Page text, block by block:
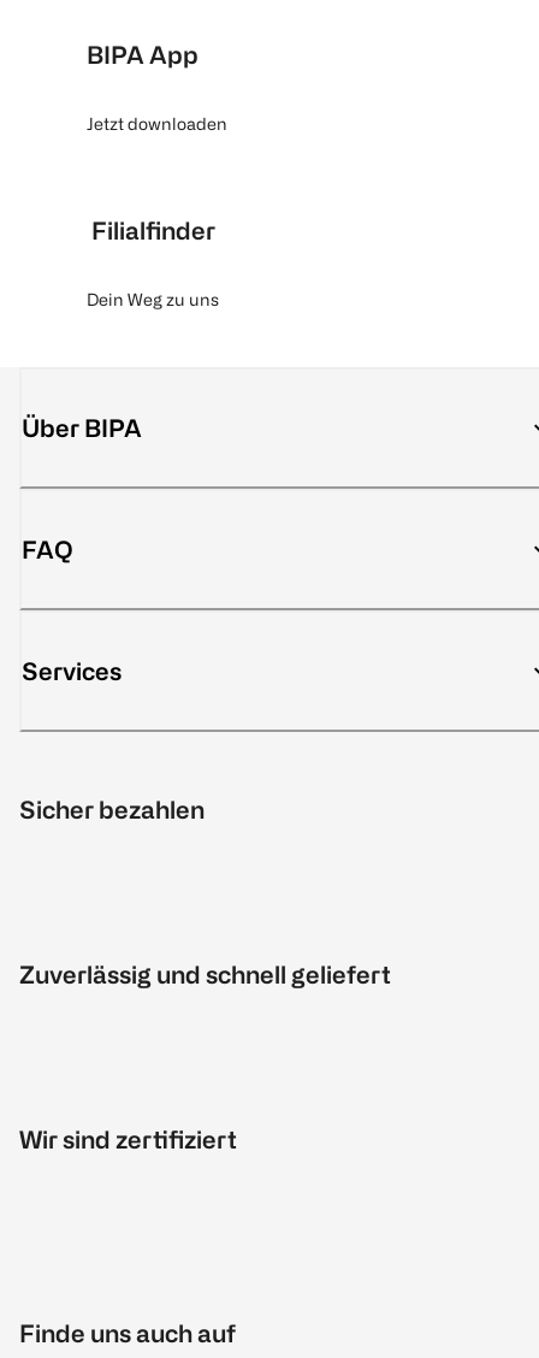
BIPA App
Jetzt downloaden
Filialfinder
Dein Weg zu uns
Über BIPA
FAQ
Services
Sicher bezahlen
Zuverlässig und schnell geliefert
Wir sind zertifiziert
Finde uns auch auf